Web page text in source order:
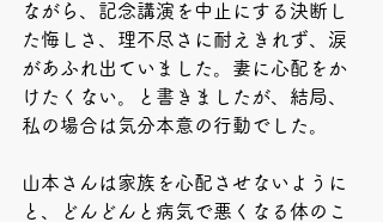
ながら、記念講演を中止にする決断し
た悔しさ、理不尽さに耐えきれず、涙
があふれ出ていました。妻に心配をか
けたくない。と書きましたが、結局、
私の場合は気分本意の行動でした。
山本さんは家族を心配させないように
と、どんどんと病気で悪くなる体のこ